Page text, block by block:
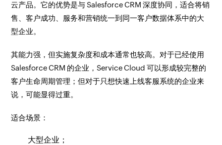
云产品。它的优势是与 Salesforce CRM 深度协同，适合将销
售、客户成功、服务和营销统一到同一客户数据体系中的大
型企业。
其能力强，但实施复杂度和成本通常也较高。对于已经使用
Salesforce CRM 的企业，Service Cloud 可以形成较完整的
客户生命周期管理；但对于只想快速上线客服系统的企业来
说，可能显得过重。
适合场景：
大型企业；